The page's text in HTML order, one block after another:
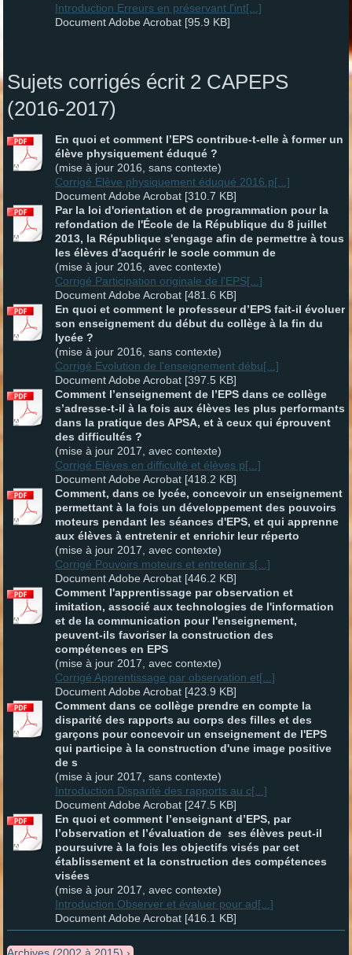
Introduction Erreurs en préservant l'int[...]
Document Adobe Acrobat [95.9 KB]
Sujets corrigés écrit 2 CAPEPS
(2016-2017)
En quoi et comment l’EPS contribue-t-elle à former un
élève physiquement éduqué ?
(mise à jour 2016, sans contexte)
Corrigé Elève physiquement éduqué 2016.p[...]
Document Adobe Acrobat [310.7 KB]
Par la loi d'orientation et de programmation pour la
refondation de l'École de la République du 8 juillet
2013, la République s'engage afin de permettre à tous
les élèves d'acquérir le socle commun de
(mise à jour 2016, avec contexte)
Corrigé Participation originale de l'EPS[...]
Document Adobe Acrobat [481.6 KB]
En quoi et comment le professeur d’EPS fait-il évoluer
son enseignement du début du collège à la fin du
lycée ?
(mise à jour 2016, sans contexte)
Corrigé Evolution de l'enseignement débu[...]
Document Adobe Acrobat [397.5 KB]
Comment l’enseignement de l’EPS dans ce collège
s’adresse-t-il à la fois aux élèves les plus performants
dans la pratique des APSA, et à ceux qui éprouvent
des difficultés ?
(mise à jour 2017, avec contexte)
Corrigé Elèves en difficulté et élèves p[...]
Document Adobe Acrobat [418.2 KB]
Comment, dans ce lycée, concevoir un enseignement
permettant à la fois un développement des pouvoirs
moteurs pendant les séances d'EPS, et qui apprenne
aux élèves à entretenir et enrichir leur réperto
(mise à jour 2017, avec contexte)
Corrigé Pouvoirs moteurs et entretenir s[...]
Document Adobe Acrobat [446.2 KB]
Comment l'apprentissage par observation et
imitation, associé aux technologies de l'information
et de la communication pour l'enseignement,
peuvent-ils favoriser la construction des
compétences en EPS
(mise à jour 2017, avec contexte)
Corrigé Apprentissage par observation et[...]
Document Adobe Acrobat [423.9 KB]
Comment dans ce collège prendre en compte la
disparité des rapports au corps des filles et des
garçons pour concevoir un enseignement de l'EPS
qui participe à la construction d'une image positive
de s
(mise à jour 2017, sans contexte)
Introduction Disparité des rapports au c[...]
Document Adobe Acrobat [247.5 KB]
En quoi et comment l’enseignant d’EPS, par
l’observation et l’évaluation de ses élèves peut-il
poursuivre à la fois les objectifs visés par cet
établissement et la construction des compétences
visées
(mise à jour 2017, avec contexte)
Introduction Observer et évaluer pour ad[...]
Document Adobe Acrobat [416.1 KB]